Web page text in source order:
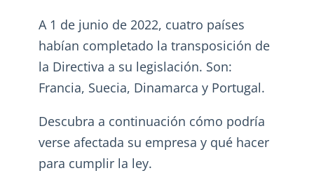
A 1 de junio de 2022, cuatro países
habían completado la transposición de
la Directiva a su legislación. Son:
Francia, Suecia, Dinamarca y Portugal.
Descubra a continuación cómo podría
verse afectada su empresa y qué hacer
para cumplir la ley.